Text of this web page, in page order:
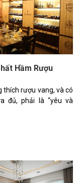
Hầm Rượu
thích rượu vang, và có
đủ, phải là “yêu và